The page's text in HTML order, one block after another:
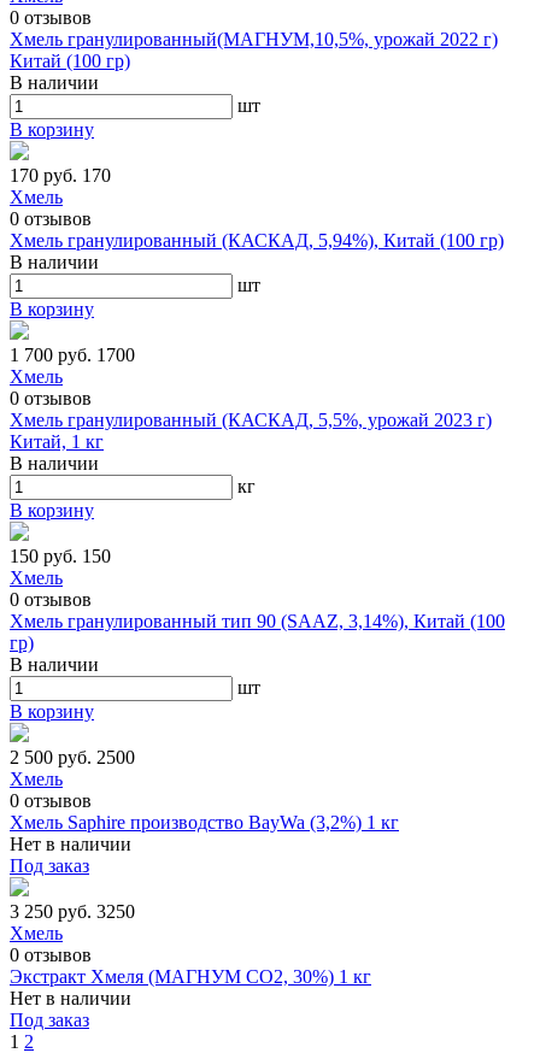
0 отзывов
Хмель гранулированный(МАГНУМ,10,5%, урожай 2022 г)
Китай (100 гр)
В наличии
шт
В корзину
170 руб. 170
Хмель
0 отзывов
Хмель гранулированный (КАСКАД, 5,94%), Китай (100 гр)
В наличии
шт
В корзину
1 700 руб. 1700
Хмель
0 отзывов
Хмель гранулированный (КАСКАД, 5,5%, урожай 2023 г)
Китай, 1 кг
В наличии
кг
В корзину
150 руб. 150
Хмель
0 отзывов
Хмель гранулированный тип 90 (SAAZ, 3,14%), Китай (100
гр)
В наличии
шт
В корзину
2 500 руб. 2500
Хмель
0 отзывов
Хмель Saphire производство BayWa (3,2%) 1 кг
Нет в наличии
Под заказ
3 250 руб. 3250
Хмель
0 отзывов
Экстракт Хмеля (МАГНУМ СО2, 30%) 1 кг
Нет в наличии
Под заказ
1 2